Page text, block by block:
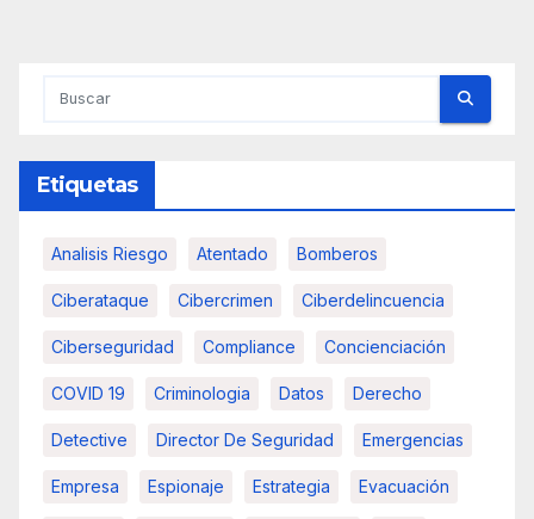
Etiquetas
Analisis Riesgo Atentado Bomberos
Ciberataque Cibercrimen Ciberdelincuencia
Ciberseguridad Compliance Concienciación
COVID 19 Criminologia Datos Derecho
Detective Director De Seguridad Emergencias
Empresa Espionaje Estrategia Evacuación